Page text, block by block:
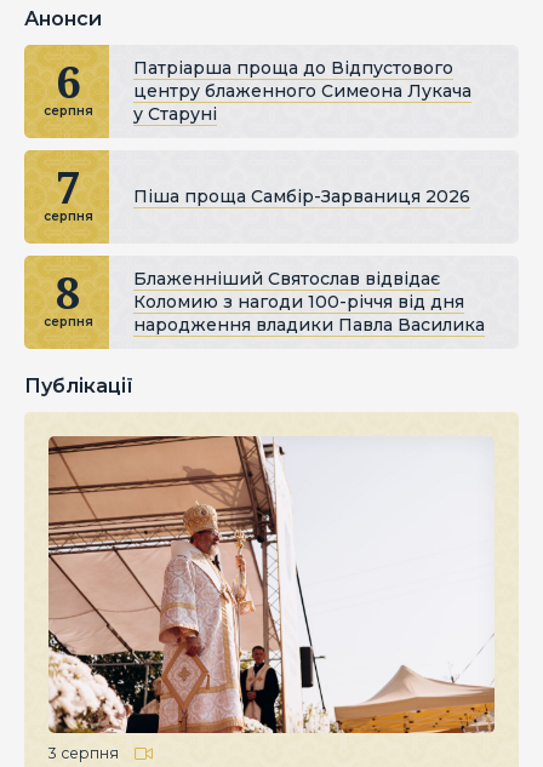
Анонси
6
серпня
Патріарша проща до Відпустового
центру блаженного Симеона Лукача
у Старуні
7
серпня
Піша проща Самбір-Зарваниця 2026
8
серпня
Блаженніший Святослав відвідає
Коломию з нагоди 100-річчя від дня
народження владики Павла Василика
Публікації
3 серпня